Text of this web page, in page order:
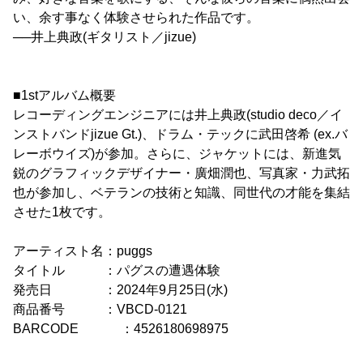
い、余す事なく体験させられた作品です。
──井上典政(ギタリスト／jizue)
■1stアルバム概要
レコーディングエンジニアには井上典政(studio deco／イ
ンストバンドjizue Gt.)、ドラム・テックに武田啓希 (ex.バ
レーボウイズ)が参加。さらに、ジャケットには、新進気
鋭のグラフィックデザイナー・廣畑潤也、写真家・力武拓
也が参加し、ベテランの技術と知識、同世代の才能を集結
させた1枚です。
アーティスト名：puggs
タイトル ：パグスの遭遇体験
発売日 ：2024年9月25日(水)
商品番号 ：VBCD-0121
BARCODE ：4526180698975